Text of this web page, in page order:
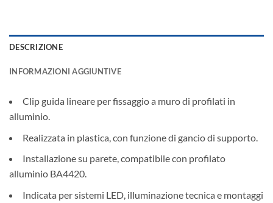
DESCRIZIONE
INFORMAZIONI AGGIUNTIVE
Clip guida lineare per fissaggio a muro di profilati in
alluminio.
Realizzata in plastica, con funzione di gancio di supporto.
Installazione su parete, compatibile con profilato
alluminio BA4420.
Indicata per sistemi LED, illuminazione tecnica e montaggi